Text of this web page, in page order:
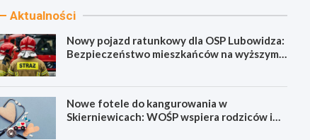
Aktualności
Nowy pojazd ratunkowy dla OSP Lubowidza:
Bezpieczeństwo mieszkańców na wyższym
Nowe fotele do kangurowania w
Skierniewicach: WOŚP wspiera rodziców i